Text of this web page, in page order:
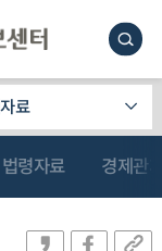
료
법령자료 경제관